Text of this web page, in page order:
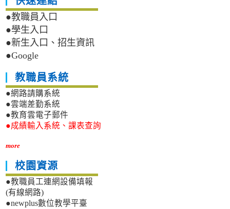
●教職員入口
●學生入口
●新生入口、招生資訊
●Google
教職員系統
●網路請購系統
●雲端差勤系統
●教育雲電子郵件
●成績輸入系統、課表查詢
more
校園資源
●教職員工連網設備填報
(有線網路)
●newplus數位教學平臺